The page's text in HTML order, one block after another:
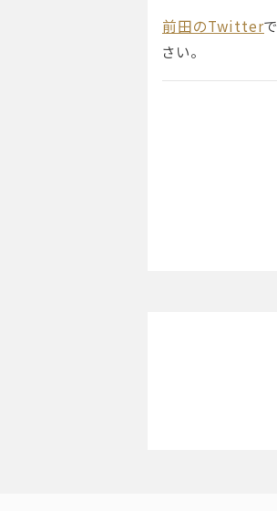
前田のTwitter
さい。